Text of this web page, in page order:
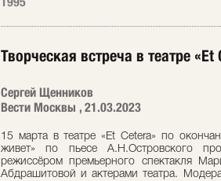
Творческая встреча в театре «Et
Сергей Щенников
Вести Москвы , 21.03.2023
15 марта в театре «Et Cetera» по
живет» по пьесе А.Н.Островского
режиссёром премьерного спектакля
Абдрашитовой и актерами театра.